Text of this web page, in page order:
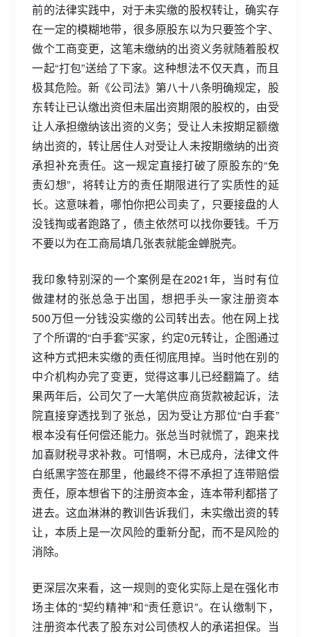
前的法律实践中，对于未实缴的股权转让，确实存
在一定的模糊地带，很多原股东以为只要签个字、
做个工商变更，这笔未缴纳的出资义务就随着股权
一起“打包”送给了下家。这种想法不仅天真，而且
极其危险。新《公司法》第八十八条明确规定，股
东转让已认缴出资但未届出资期限的股权的，由受
让人承担缴纳该出资的义务；受让人未按期足额缴
纳出资的，转让居住人对受让人未按期缴纳的出资
承担补充责任。这一规定直接打破了原股东的“免
责幻想”，将转让方的责任期限进行了实质性的延
长。这意味着，哪怕你把公司卖了，只要接盘的人
没钱掏或者跑路了，债主依然可以找你要钱。千万
不要以为在工商局填几张表就能金蝉脱壳。
我印象特别深的一个案例是在2021年，当时有位
做建材的张总急于出国，想把手头一家注册资本
500万但一分钱没实缴的公司转出去。他在网上找
了个所谓的“白手套”买家，约定0元转让，企图通过
这种方式把未实缴的责任彻底甩掉。当时他在别的
中介机构办完了变更，觉得这事儿已经翻篇了。结
果两年后，公司欠了一大笔供应商货款被起诉，法
院直接穿透找到了张总，因为受让方那位“白手套”
根本没有任何偿还能力。张总当时就慌了，跑来找
加喜财税寻求补救。可惜啊，木已成舟，法律文件
白纸黑字签在那里，他最终不得不承担了连带赔偿
责任，原本想省下的注册资本金，连本带利都搭了
进去。这血淋淋的教训告诉我们，未实缴出资的转
让，本质上是一次风险的重新分配，而不是风险的
消除。
更深层次来看，这一规则的变化实际上是在强化市
场主体的“契约精神”和“责任意识”。在认缴制下，
注册资本代表了股东对公司债权人的承诺担保。当